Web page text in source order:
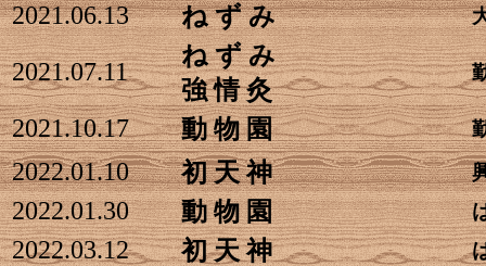
2021.06.13 ね ず み
2021.07.11
ね ず み
強 情 灸
2021.10.17 動 物 園
2022.01.10 初 天 神
2022.01.30 動 物 園
2022.03.12 初 天 神